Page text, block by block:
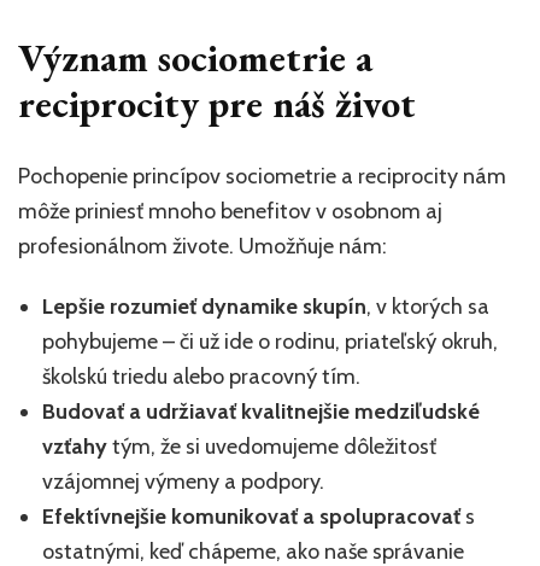
Význam sociometrie a
reciprocity pre náš život
Pochopenie princípov sociometrie a reciprocity nám
môže priniesť mnoho benefitov v osobnom aj
profesionálnom živote. Umožňuje nám:
Lepšie rozumieť dynamike skupín, v ktorých sa
pohybujeme – či už ide o rodinu, priateľský okruh,
školskú triedu alebo pracovný tím.
Budovať a udržiavať kvalitnejšie medziľudské
vzťahytým, že si uvedomujeme dôležitosť
vzájomnej výmeny a podpory.
Efektívnejšie komunikovať a spolupracovaťs
ostatnými, keď chápeme, ako naše správanie